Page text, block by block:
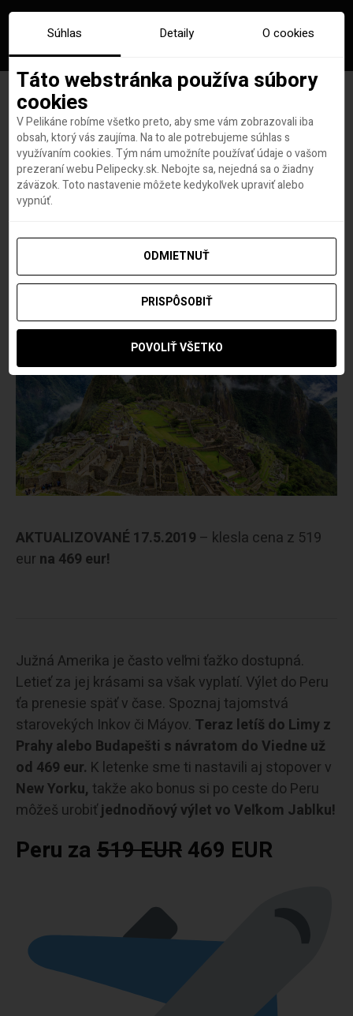
Letenky do Peru so zastávkou
v New Yorku za 469 eur!
Hana Hudson 17. MÁJA 2019
AKTUALIZOVANÉ 17.5.2019 – klesla cena z 519
eur na 469 eur!
Južná Amerika je často veľmi ťažko dostupná.
Letieť za jej krásami sa však vyplatí. Výlet do Peru
ťa prenesie späť v čase. Spoznaj tajomstvá
starovekých Inkov či Máyov. Teraz letíš do Limy z
Prahy alebo Budapešti s návratom do Viedne už
od 469 eur. K letenke sme ti nastavili aj stopover v
New Yorku, takže ako bonus si po ceste do Peru
môžeš urobiťjednodňový výlet vo Veľkom Jablku!
Peru za 519 EUR469 EUR
Súhlas Detaily O cookies
Táto webstránka používa súbory
cookies
V Pelikáne robíme všetko preto, aby sme vám zobrazovali iba
obsah, ktorý vás zaujíma. Na to ale potrebujeme súhlas s
využívaním cookies. Tým nám umožníte používať údaje o vašom
prezeraní webu Pelipecky.sk. Nebojte sa, nejedná sa o žiadny
záväzok. Toto nastavenie môžete kedykoľvek upraviť alebo
vypnúť.
ODMIETNUŤ
PRISPÔSOBIŤ
POVOLIŤ VŠETKO